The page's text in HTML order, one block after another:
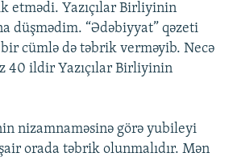
etmədi. Yazıçılar Birliyinin
düşmədim. “Ədəbiyyat” qəzeti
cümlə də təbrik verməyib. Necə
40 ildir Yazıçılar Birliyinin
nizamnaməsinə görə yubileyi
orada təbrik olunmalıdır. Mən